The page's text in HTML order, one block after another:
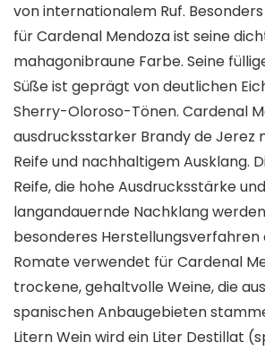
von internationalem Ruf.
für Cardenal Mendoza ist seine
mahagonibraune Farbe. Seine
Süße ist geprägt von deutlichen
Sherry-Oloroso-Tönen. Cardenal
ausdrucksstarker Brandy de Jerez
Reife und nachhaltigem Ausklang.
Reife, die hohe Ausdrucksstärke
langandauernde Nachklang
besonderes Herstellungsverfahren
Romate verwendet für Cardenal
trockene, gehaltvolle Weine, die
spanischen Anbaugebieten
Litern Wein wird ein Liter Destillat